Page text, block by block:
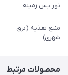
نور پس زمینه
منبع تغذیه (برق
شهری)
محصولات مرتبط